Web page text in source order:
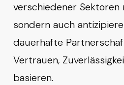
verschiedener
sondern auch
dauerhafte
Vertrauen,
basieren.